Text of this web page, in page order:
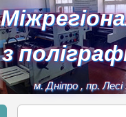
з
м. Дніпро,пр.